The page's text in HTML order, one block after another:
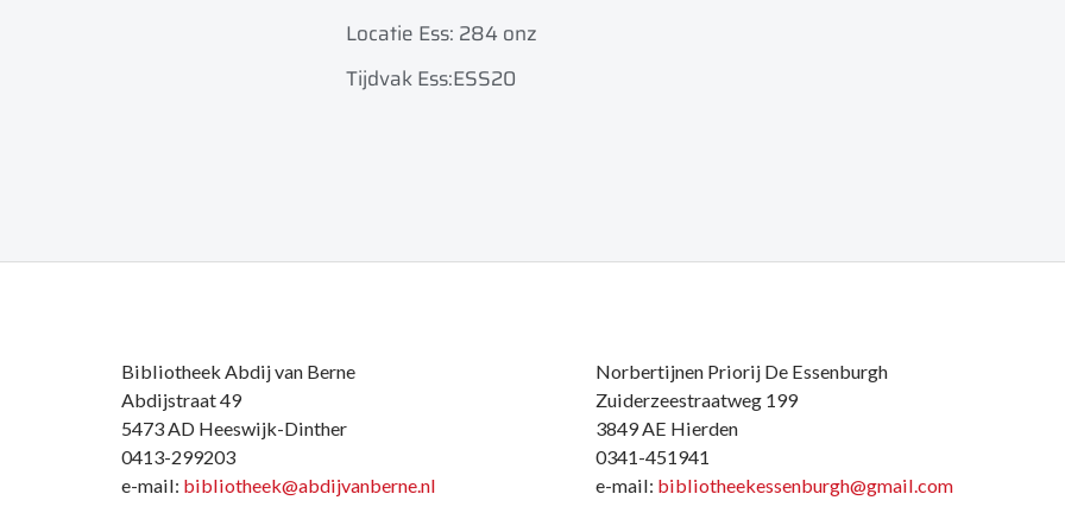
Locatie Ess: 284 onz
Tijdvak Ess:ESS20
Bibliotheek Abdij van Berne
Abdijstraat 49
5473 AD Heeswijk-Dinther
0413-299203
e-mail: bibliotheek@abdijvanberne.nl
Norbertijnen Priorij De Essenburgh
Zuiderzeestraatweg 199
3849 AE Hierden
0341-451941
e-mail: bibliotheekessenburgh@gmail.com